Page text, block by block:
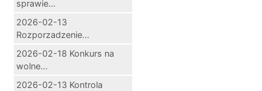
sprawie...
2026-02-13
Rozporzadzenie...
2026-02-18 Konkurs na
wolne...
2026-02-13 Kontrola